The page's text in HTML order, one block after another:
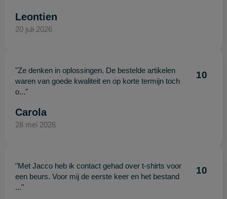
Leontien
20 juli 2026
"Ze denken in oplossingen. De bestelde artikelen
waren van goede kwaliteit en op korte termijn toch
o..."
10
Carola
28 mei 2026
"Met Jacco heb ik contact gehad over t-shirts voor
een beurs. Voor mij de eerste keer en het bestand
..."
10